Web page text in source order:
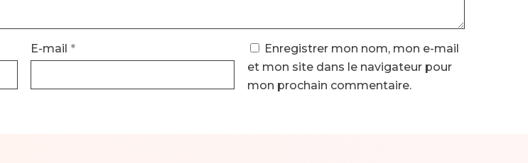
E-mail *
Enregistrer mon nom, mon e-mail
et mon site dans le navigateur pour
mon prochain commentaire.